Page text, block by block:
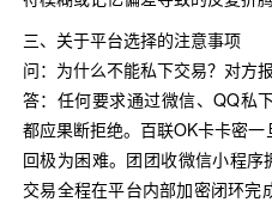
三、关于平台选择的注意事项
问：为什么不能私下交易？对方
答：任何要求通过微信、QQ私
都应果断拒绝。百联OK卡卡密
回极为困难。团团收微信小程序
交易全程在平台内部加密闭环完